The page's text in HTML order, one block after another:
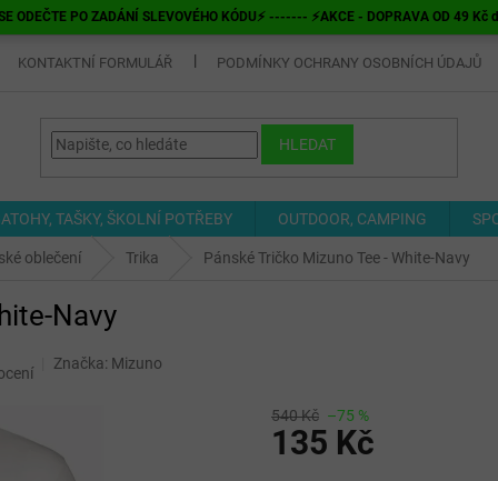
ODEČTE PO ZADÁNÍ SLEVOVÉHO KÓDU⚡ ------- ⚡AKCE - DOPRAVA OD 49
KONTAKTNÍ FORMULÁŘ PODMÍNKY OCHRANY OSOBNÍCH ÚDAJŮ
HLEDAT
TAŠKY, ŠKOLNÍ POTŘEBY OUTDOOR, CAMPING
oblečení Trika Pánské Tričko Mizuno Tee - White-Navy
Navy
Značka: Mizuno
540 Kč –75 %
135 Kč